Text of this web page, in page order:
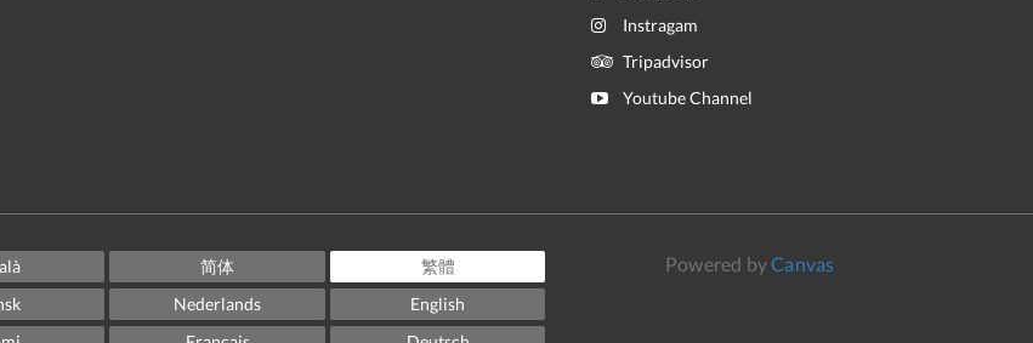
Instragam
Tripadvisor
Youtube Channel
简体
繁體
Nederlands
English
Powered byCanvas